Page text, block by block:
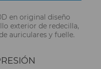
en original diseño
exterior de redecilla,
auriculares y fuelle.